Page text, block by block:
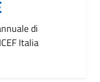
di
Italia